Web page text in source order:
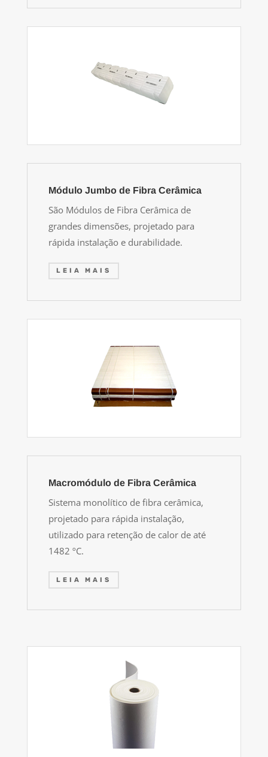
Módulo Jumbo de Fibra Cerâmica
São Módulos de Fibra Cerâmica de
grandes dimensões, projetado para
rápida instalação e durabilidade.
LEIA MAIS
Macromódulo de Fibra Cerâmica
Sistema monolítico de fibra cerâmica,
projetado para rápida instalação,
utilizado para retenção de calor de até
1482 ºC.
LEIA MAIS